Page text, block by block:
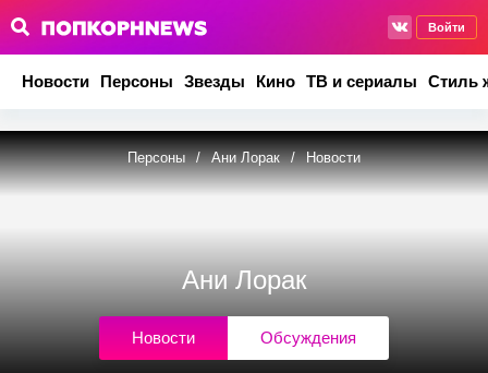
Войти
Новости Персоны Звезды Кино ТВ и сериалы Стиль
Персоны / Ани Лорак / Новости
Ани Лорак
Новости Обсуждения